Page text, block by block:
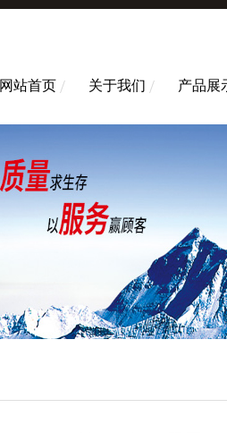
网站首页 关于我们 产品展